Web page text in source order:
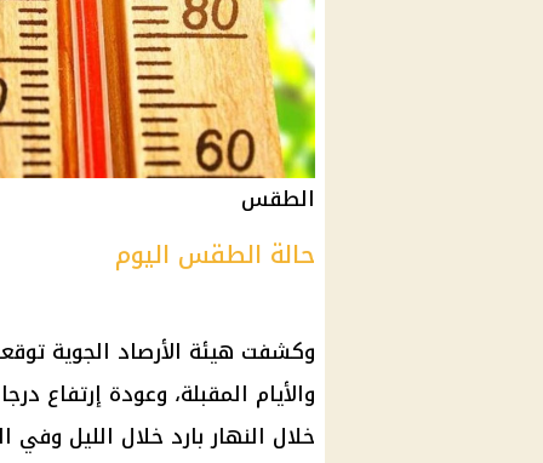
الطقس
حالة الطقس اليوم
وكشفت هيئة الأرصاد الجوية
والأيام المقبلة، وعودة إرتفاع
خلال النهار بارد خلال الليل وفي